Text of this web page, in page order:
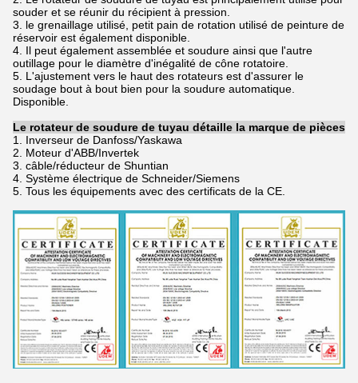
souder et se réunir du récipient à pression.
3. le grenaillage utilisé, petit pain de rotation utilisé de peinture de
réservoir est également disponible.
4. Il peut également assemblée et soudure ainsi que l'autre
outillage pour le diamètre d'inégalité de cône rotatoire.
5. L'ajustement vers le haut des rotateurs est d'assurer le
soudage bout à bout bien pour la soudure automatique.
Disponible.
Le rotateur de soudure de tuyau détaille la marque de pièces
1. Inverseur de Danfoss/Yaskawa
2. Moteur d'ABB/Invertek
3. câble/réducteur de Shuntian
4. Système électrique de Schneider/Siemens
5. Tous les équipements avec des certificats de la CE.